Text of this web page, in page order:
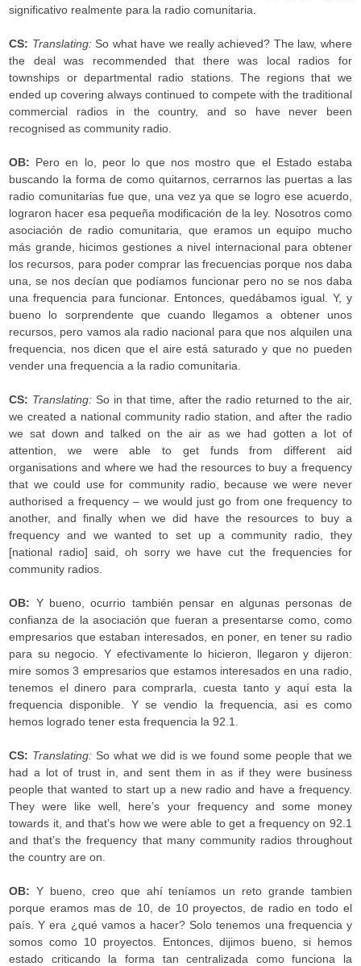
significativo realmente para la radio comunitaria.
CS: Translating:So what have we really achieved? The law, where
the deal was recommended that there was local radios for
townships or departmental radio stations. The regions that we
ended up covering always continued to compete with the traditional
commercial radios in the country, and so have never been
recognised as community radio.
OB: Pero en lo, peor lo que nos mostro que el Estado estaba
buscando la forma de como quitarnos, cerrarnos las puertas a las
radio comunitarias fue que, una vez ya que se logro ese acuerdo,
lograron hacer esa pequeña modificación de la ley. Nosotros como
asociación de radio comunitaria, que eramos un equipo mucho
más grande, hicimos gestiones a nivel internacional para obtener
los recursos, para poder comprar las frecuencias porque nos daba
una, se nos decían que podíamos funcionar pero no se nos daba
una frequencia para funcionar. Entonces, quedábamos igual. Y, y
bueno lo sorprendente que cuando llegamos a obtener unos
recursos, pero vamos ala radio nacional para que nos alquilen una
frequencia, nos dicen que el aire está saturado y que no pueden
vender una frequencia a la radio comunitaria.
CS: Translating: So in that time, after the radio returned to the air,
we created a national community radio station, and after the radio
we sat down and talked on the air as we had gotten a lot of
attention, we were able to get funds from different aid
organisations and where we had the resources to buy a frequency
that we could use for community radio, because we were never
authorised a frequency – we would just go from one frequency to
another, and finally when we did have the resources to buy a
frequency and we wanted to set up a community radio, they
[national radio] said, oh sorry we have cut the frequencies for
community radios.
OB: Y bueno, ocurrio también pensar en algunas personas de
confianza de la asociación que fueran a presentarse como, como
empresarios que estaban interesados, en poner, en tener su radio
para su negocio. Y efectivamente lo hicieron, llegaron y dijeron:
mire somos 3 empresarios que estamos interesados en una radio,
tenemos el dinero para comprarla, cuesta tanto y aquí esta la
frequencia disponible. Y se vendio la frequencia, asi es como
hemos logrado tener esta frequencia la 92.1.
CS: Translating: So what we did is we found some people that we
had a lot of trust in, and sent them in as if they were business
people that wanted to start up a new radio and have a frequency.
They were like well, here’s your frequency and some money
towards it, and that’s how we were able to get a frequency on 92.1
and that’s the frequency that many community radios throughout
the country are on.
OB: Y bueno, creo que ahí teníamos un reto grande tambien
porque eramos mas de 10, de 10 proyectos, de radio en todo el
país. Y era ¿qué vamos a hacer? Solo tenemos una frequencia y
somos como 10 proyectos. Entonces, dijimos bueno, si hemos
estado criticando la forma tan centralizada como funciona la